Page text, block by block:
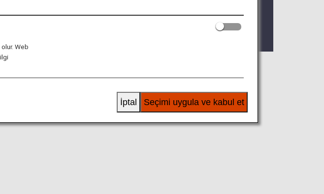
değiştirilebilir.
koşullarıyla ilgili kısıtlamalar olabilir.
bulabilirsiniz.
başka bir hava yolunun gerçekleştirdiği bir uçuşa
yolu şirketinden lounge erişim kriterlerini doğrulayın.
Web
Seçimi uygula ve kabul et
İptal